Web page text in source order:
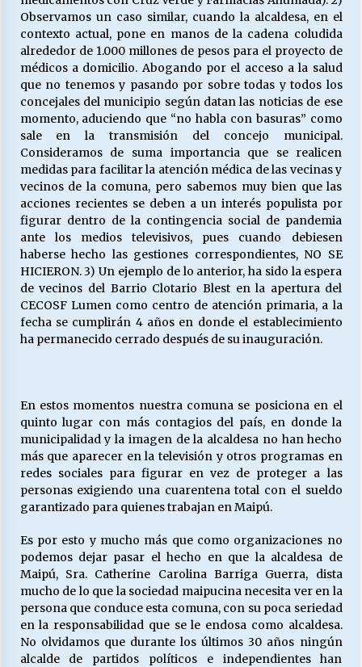
Observamos un caso similar, cuando la alcaldesa, en el
contexto actual, pone en manos de la cadena coludida
alrededor de 1.000 millones de pesos para el proyecto de
médicos a domicilio. Abogando por el acceso a la salud
que no tenemos y pasando por sobre todas y todos los
concejales del municipio según datan las noticias de ese
momento, aduciendo que “no habla con basuras” como
sale en la transmisión del concejo municipal.
Consideramos de suma importancia que se realicen
medidas para facilitar la atención médica de las vecinas y
vecinos de la comuna, pero sabemos muy bien que las
acciones recientes se deben a un interés populista por
figurar dentro de la contingencia social de pandemia
ante los medios televisivos, pues cuando debiesen
haberse hecho las gestiones correspondientes, NO SE
HICIERON. 3) Un ejemplo de lo anterior, ha sido la espera
de vecinos del Barrio Clotario Blest en la apertura del
CECOSF Lumen como centro de atención primaria, a la
fecha se cumplirán 4 años en donde el establecimiento
ha permanecido cerrado después de su inauguración.
En estos momentos nuestra comuna se posiciona en el
quinto lugar con más contagios del país, en donde la
municipalidad y la imagen de la alcaldesa no han hecho
más que aparecer en la televisión y otros programas en
redes sociales para figurar en vez de proteger a las
personas exigiendo una cuarentena total con el sueldo
garantizado para quienes trabajan en Maipú.
Es por esto y mucho más que como organizaciones no
podemos dejar pasar el hecho en que la alcaldesa de
Maipú, Sra. Catherine Carolina Barriga Guerra, dista
mucho de lo que la sociedad maipucina necesita ver en la
persona que conduce esta comuna, con su poca seriedad
en la responsabilidad que se le endosa como alcaldesa.
No olvidamos que durante los últimos 30 años ningún
alcalde de partidos políticos e independientes han